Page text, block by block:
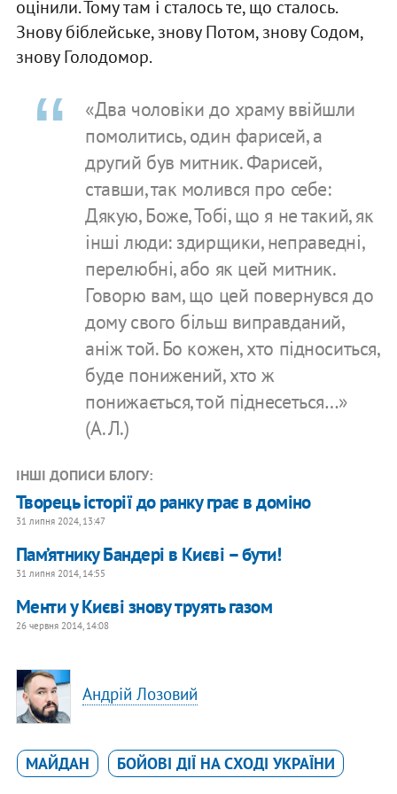
оцінили. Тому там і сталось те, що сталось.
Знову біблейське, знову Потом, знову Содом,
знову Голодомор.
«Два чоловіки до храму ввійшли
помолитись, один фарисей, а
другий був митник. Фарисей,
ставши, так молився про себе:
Дякую, Боже, Тобі, що я не такий, як
інші люди: здирщики, неправедні,
перелюбні, або як цей митник.
Говорю вам, що цей повернувся до
дому свого більш виправданий,
аніж той. Бо кожен, хто підноситься,
буде понижений, хто ж
понижається, той піднесеться…»
(А.Л.)
ІНШІ ДОПИСИ БЛОГУ:
Творець історії до ранку грає в доміно
31 липня 2024, 13:47
Пам’ятнику Бандері в Києві – бути!
31 липня 2014, 14:55
Менти у Києві знову труять газом
26 червня 2014, 14:08
Андрій Лозовий
МАЙДАН БОЙОВІ ДІЇ НА СХОДІ УКРАЇНИ